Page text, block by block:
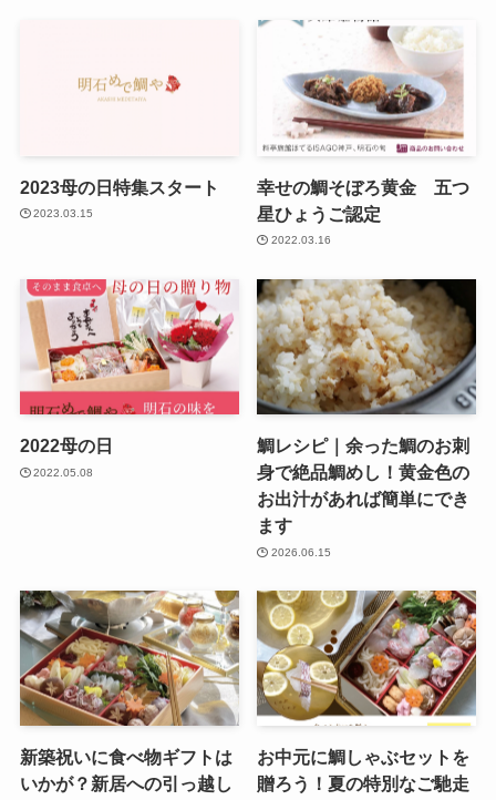
2023母の日特集スタート
2023.03.15
幸せの鯛そぼろ黄金 五つ
星ひょうご認定
2022.03.16
2022母の日
2022.05.08
鯛レシピ｜余った鯛のお刺
身で絶品鯛めし！黄金色の
お出汁があれば簡単にでき
ます
2026.06.15
新築祝いに食べ物ギフトは
いかが？新居への引っ越し
お中元に鯛しゃぶセットを
贈ろう！夏の特別なご馳走